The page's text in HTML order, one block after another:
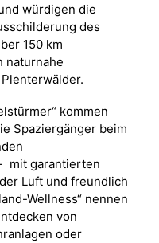
würdigen die
des
150 km
naturnahe
kommen
Spaziergänger beim
mit garantierten
Luft und freundlich
Wellness“ nennen
von
oder